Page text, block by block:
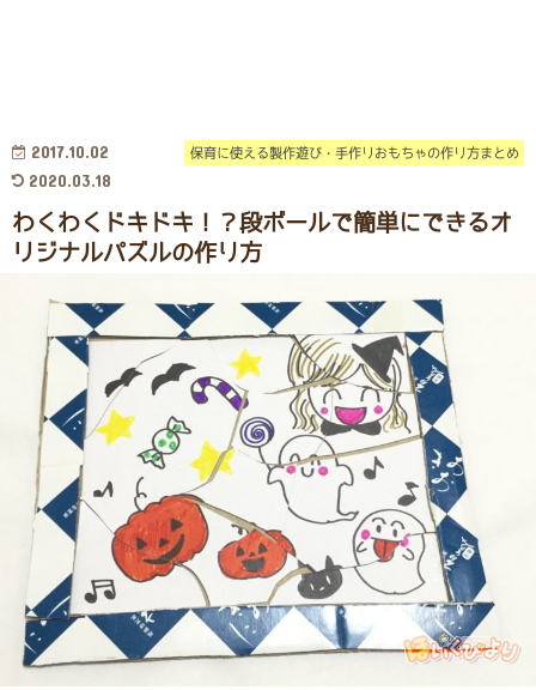
保育に使える製作遊び・手作りおもちゃの作り方まとめ
2017.10.02
2020.03.18
わくわくドキドキ！？段ボールで簡単にできるオ
リジナルパズルの作り方